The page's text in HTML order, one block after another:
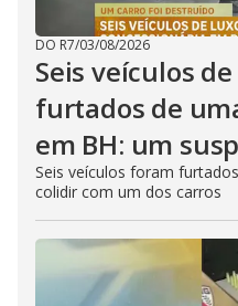
DO R7/03/08/2026
Seis veículos
furtados de
em BH: um
Seis veículos foram
colidir com um dos carros